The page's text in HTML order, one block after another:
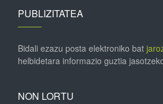
PUBLIZITATEA
Bidali ezazu posta elektroniko bat
helbidetara informazio guztia
NON LORTU